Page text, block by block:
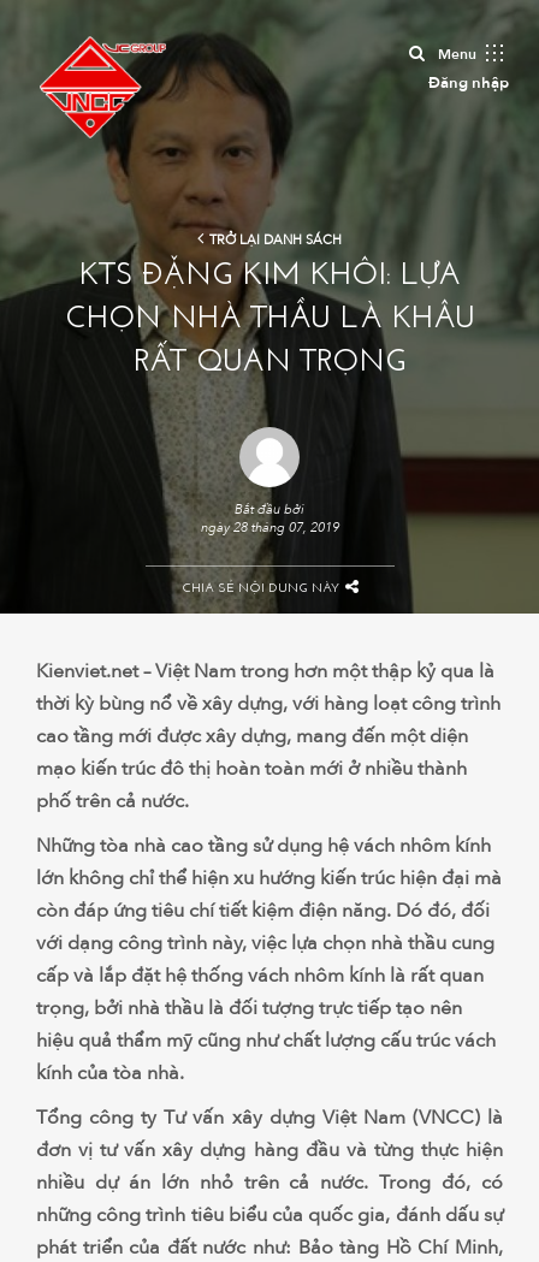
MenuClose
Đăng nhập
TRỞ LẠI DANH SÁCH
KTS ĐẶNG KIM KHÔI: LỰA
CHỌN NHÀ THẦU LÀ KHÂU
RẤT QUAN TRỌNG
Bắt đầu bởi
ngày 28 tháng 07, 2019
CHIA SẺ NỘI DUNG NÀY
Kienviet.net – Việt Nam trong hơn một thập kỷ qua là
thời kỳ bùng nổ về xây dựng, với hàng loạt công trình
cao tầng mới được xây dựng, mang đến một diện
mạo kiến trúc đô thị hoàn toàn mới ở nhiều thành
phố trên cả nước.
Những tòa nhà cao tầng sử dụng hệ vách nhôm kính
lớn không chỉ thể hiện xu hướng kiến trúc hiện đại mà
còn đáp ứng tiêu chí tiết kiệm điện năng. Dó đó, đối
với dạng công trình này, việc lựa chọn nhà thầu cung
cấp và lắp đặt hệ thống vách nhôm kính là rất quan
trọng, bởi nhà thầu là đối tượng trực tiếp tạo nên
hiệu quả thẩm mỹ cũng như chất lượng cấu trúc vách
kính của tòa nhà.
Tổng công ty Tư vấn xây dựng Việt Nam (VNCC) là
đơn vị tư vấn xây dựng hàng đầu và từng thực hiện
nhiều dự án lớn nhỏ trên cả nước. Trong đó, có
những công trình tiêu biểu của quốc gia, đánh dấu sự
phát triển của đất nước như: Bảo tàng Hồ Chí Minh,